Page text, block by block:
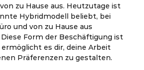
zu Hause aus. Heutzutage ist
Hybridmodell beliebt, bei
und von zu Hause aus
Form der Beschäftigung ist
es dir, deine Arbeit
Präferenzen zu gestalten.